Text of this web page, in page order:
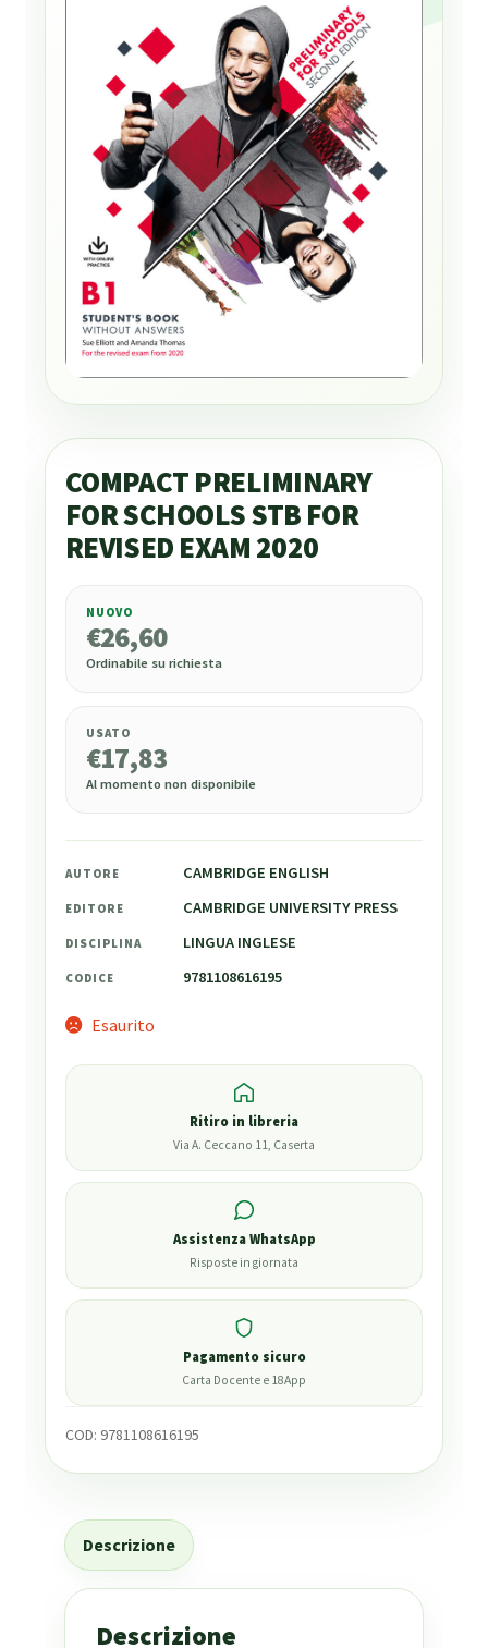
COMPACT PRELIMINARY
FOR SCHOOLS STB FOR
REVISED EXAM 2020
26,60
NUOVO
€26,60
Ordinabile su richiesta
USATO
€17,83
Al momento non disponibile
AUTORE CAMBRIDGE ENGLISH
EDITORE CAMBRIDGE UNIVERSITY PRESS
DISCIPLINA LINGUA INGLESE
CODICE 9781108616195
Esaurito
Ritiro in libreria
Via A. Ceccano 11, Caserta
Assistenza WhatsApp
Risposte in giornata
Pagamento sicuro
Carta Docente e 18App
COD: 9781108616195
Descrizione
Descrizione